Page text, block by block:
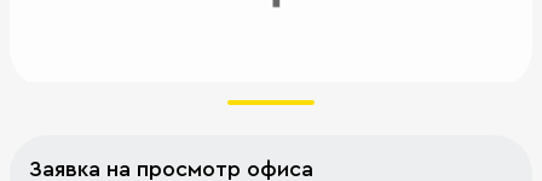
Заявка на просмотр офиса